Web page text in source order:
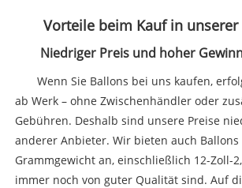
Vorteile beim Kauf in unserer
Niedriger Preis und hoher
Wenn Sie Ballons bei uns kaufen,
ab Werk – ohne Zwischenhändler oder
Gebühren. Deshalb sind unsere Preise
anderer Anbieter. Wir bieten auch
Grammgewicht an, einschließlich 12-Zoll-
immer noch von guter Qualität sind. Auf